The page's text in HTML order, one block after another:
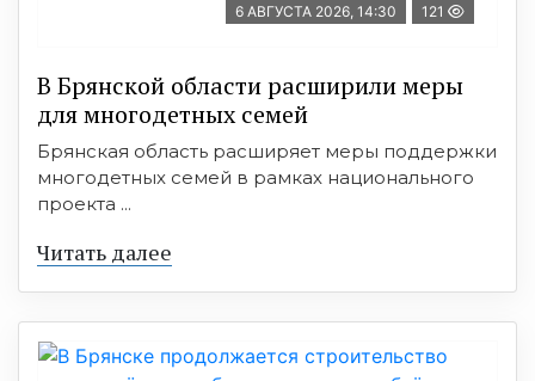
6 АВГУСТА 2026, 14:30 121
В Брянской области расширили меры
для многодетных семей
Брянская область расширяет меры поддержки
многодетных семей в рамках национального
проекта ...
Читать далее